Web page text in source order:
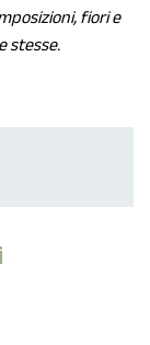
fiori e
stesse.